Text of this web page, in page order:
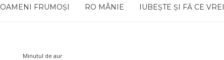
OAMENI FRUMOȘI RO MÂNIE IUBEȘTE ȘI FĂ CE VREI
Minutul de aur